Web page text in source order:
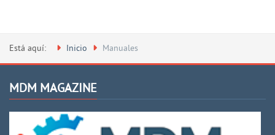
Está aquí: Inicio Manuales
MDM MAGAZINE